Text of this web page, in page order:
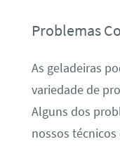
Problemas
As geladeiras
variedade de
Alguns dos
nossos